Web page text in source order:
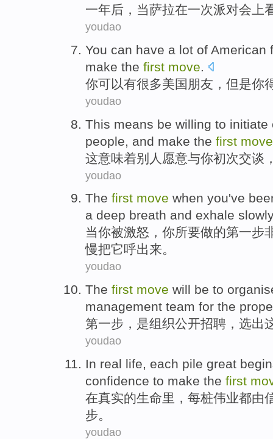
一年后 ， 当萨拉在一次派对会上
youdao
You can have a lot of American
make the first move.
你可以有很多美国 朋友 ， 但是你
youdao
This means be willing to initiate
people , and make the first move
这意味着别人 愿意与你初次交谈
youdao
The first move when you've
a deep breath and exhale slowly
当你被激怒 ，你所要做的第一步
慢把它呼出来。
youdao
The first move will be to
management team for the
第一步 ， 是组织公开招聘， 选出
youdao
In real life, each pile great
confidence to make the first
在真实的生命里 ， 每桩伟业都由
步。
youdao